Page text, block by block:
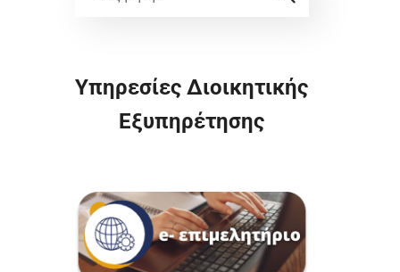
Υπηρεσίες Διοικητικής
Εξυπηρέτησης